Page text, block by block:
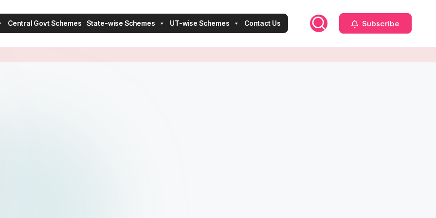
Central Govt Schemes State-wise Schemes UT-wise Schemes Contact Us Subscribe